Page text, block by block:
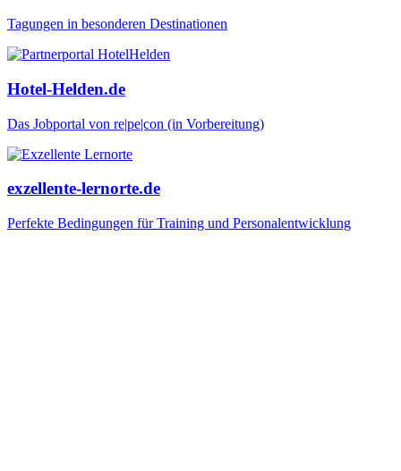
Tagungen in besonderen Destinationen
Hotel-Helden.de
Das Jobportal von re|pe|con (in Vorbereitung)
exzellente-lernorte.de
Perfekte Bedingungen für Training und Personalentwicklung